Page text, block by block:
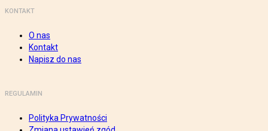
KONTAKT
O nas
Kontakt
Napisz do nas
REGULAMIN
Polityka Prywatności